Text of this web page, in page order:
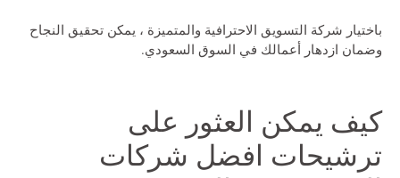
باختيار شركة التسويق الاحترافية والمتميزة ، يمكن تحقيق النجاح
وضمان ازدهار أعمالك في السوق السعودي.
كيف يمكن العثور على
ترشيحات افضل شركات